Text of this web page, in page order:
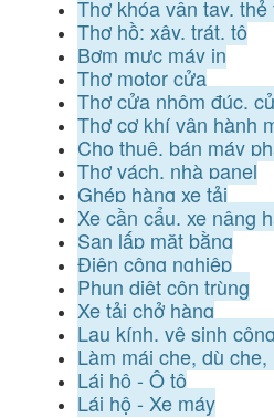
Thợ khóa vân tay, thẻ
Thợ hồ: xây, trát, tô
Bơm mực máy in
Thợ motor cửa
Thợ cửa nhôm đúc,
Thợ cơ khí vận hành
Cho thuê, bán máy
Thợ vách, nhà panel
Ghép hàng xe tải
Xe cần cẩu, xe nâng
San lấp mặt bằng
Điện công nghiệp
Phun diệt côn trùng
Xe tải chở hàng
Lau kính, vệ sinh
Làm mái che, dù che,
Lái hộ - Ô tô
Lái hộ - Xe máy